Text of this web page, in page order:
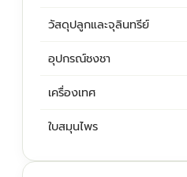
ต้นพันธุ์สมุนไพร
วัสดุปลูกและจุลินทรีย์
อุปกรณ์ชงชา
เครื่องเทศ
ใบสมุนไพร